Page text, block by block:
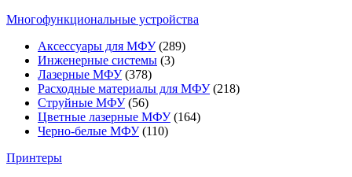
Многофункциональные устройства
Аксессуары для МФУ(289)
Инженерные системы (3)
Лазерные МФУ(378)
Расходные материалы для МФУ(218)
Струйные МФУ(56)
Цветные лазерные МФУ(164)
Черно-белые МФУ(110)
Принтеры